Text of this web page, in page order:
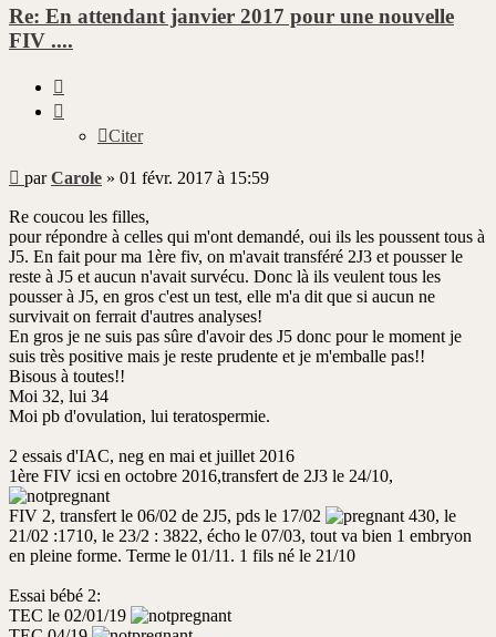
Re: En attendant janvier 2017 pour une nouvelle
FIV ....
Citer
Message
non
lu
parCarole » 01 févr. 2017 à 15:59
Re coucou les filles,
pour répondre à celles qui m'ont demandé, oui ils les poussent tous à
J5. En fait pour ma 1ère fiv, on m'avait transféré 2J3 et pousser le
reste à J5 et aucun n'avait survécu. Donc là ils veulent tous les
pousser à J5, en gros c'est un test, elle m'a dit que si aucun ne
survivait on ferrait d'autres analyses!
En gros je ne suis pas sûre d'avoir des J5 donc pour le moment je
suis très positive mais je reste prudente et je m'emballe pas!!
Bisous à toutes!!
Moi 32, lui 34
Moi pb d'ovulation, lui teratospermie.
2 essais d'IAC, neg en mai et juillet 2016
1ère FIV icsi en octobre 2016,transfert de 2J3 le 24/10,
FIV 2, transfert le 06/02 de 2J5, pds le 17/02
430, le
21/02 :1710, le 23/2 : 3822, écho le 07/03, tout va bien 1 embryon
en pleine forme. Terme le 01/11. 1 fils né le 21/10
Essai bébé 2:
TEC le 02/01/19